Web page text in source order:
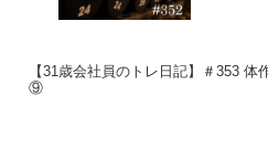
【31歳会社員のトレ日記】＃353 体
⑨